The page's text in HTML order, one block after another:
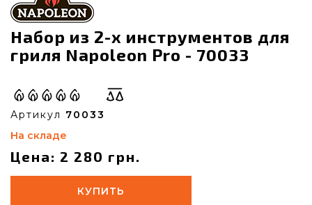
Набор из 2-х инструментов для
гриля Napoleon Pro - 70033
Артикул 70033
На складе
Цена: 2 280 грн.
КУПИТЬ